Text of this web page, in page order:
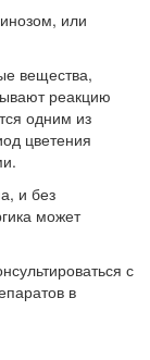
или
вещества,
реакцию
одним из
цветения
и без
может
с
в